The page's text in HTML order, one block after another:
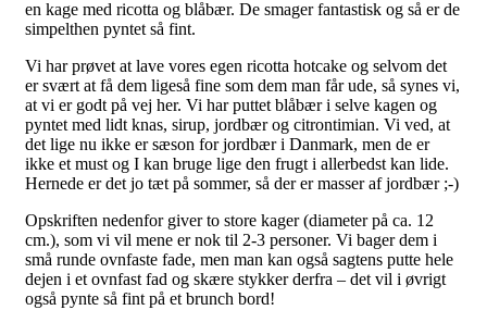
en kage med ricotta og blåbær. De smager fantastisk og så er de
simpelthen pyntet så fint.
Vi har prøvet at lave vores egen ricotta hotcake og selvom det
er svært at få dem ligeså fine som dem man får ude, så synes vi,
at vi er godt på vej her. Vi har puttet blåbær i selve kagen og
pyntet med lidt knas, sirup, jordbær og citrontimian. Vi ved, at
det lige nu ikke er sæson for jordbær i Danmark, men de er
ikke et must og I kan bruge lige den frugt i allerbedst kan lide.
Hernede er det jo tæt på sommer, så der er masser af jordbær ;-)
Opskriften nedenfor giver to store kager (diameter på ca. 12
cm.), som vi vil mene er nok til 2-3 personer. Vi bager dem i
små runde ovnfaste fade, men man kan også sagtens putte hele
dejen i et ovnfast fad og skære stykker derfra – det vil i øvrigt
også pynte så fint på et brunch bord!